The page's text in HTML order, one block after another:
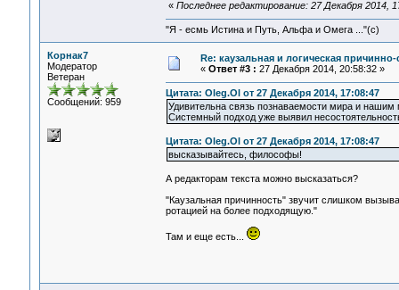
« Последнее редактирование: 27 Декабря 2014,
"Я - есмь Истина и Путь, Альфа и Омега ..."(с)
Корнак7
Модератор
Ветеран
Сообщений: 959
Re: каузальная и логическая
« Ответ #3 : 27 Декабря 2014, 20:58:32 »
Цитата: Oleg.Ol от 27 Декабря 2014, 17:08:47
Удивительна связь познаваемости мира и
Системный подход уже выявил
Цитата: Oleg.Ol от 27 Декабря 2014, 17:08:47
высказывайтесь, философы!
А редакторам текста можно высказаться?
"Каузальная причинность" звучит слишком
ротацией на более подходящую."
Там и еще есть...